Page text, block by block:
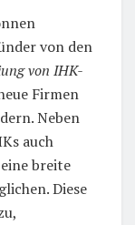
von den
von IHK-
Firmen
Neben
auch
breite
Diese